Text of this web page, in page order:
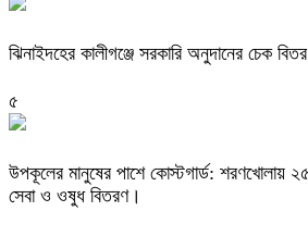
ঝিনাইদহের কালীগঞ্জে সরকারি অনুদানের চেক
৫
উপকূলের মানুষের পাশে কোস্টগার্ড: শরণখোলায়
সেবা ও ওষুধ বিতরণ।